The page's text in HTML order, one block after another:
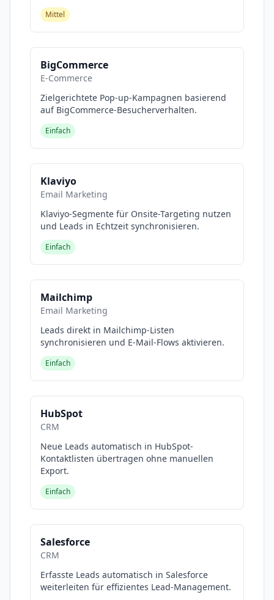
Mittel
BigCommerce
E-Commerce
Zielgerichtete Pop-up-Kampagnen basierend
auf BigCommerce-Besucherverhalten.
Einfach
Klaviyo
Email Marketing
Klaviyo-Segmente für Onsite-Targeting nutzen
und Leads in Echtzeit synchronisieren.
Einfach
Mailchimp
Email Marketing
Leads direkt in Mailchimp-Listen
synchronisieren und E-Mail-Flows aktivieren.
Einfach
HubSpot
CRM
Neue Leads automatisch in HubSpot-
Kontaktlisten übertragen ohne manuellen
Export.
Einfach
Salesforce
CRM
Erfasste Leads automatisch in Salesforce
weiterleiten für effizientes Lead-Management.